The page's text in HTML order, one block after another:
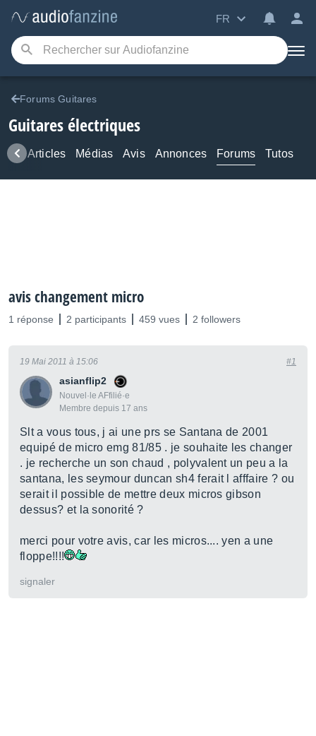
FR
Forums Guitares
Guitares électriques
Articles Médias Avis Annonces Forums Tutos
avis changement micro
1 réponse 2 participants 459 vues 2 followers
asianflip2
Nouvel·le AFfilié·e
Membre depuis 17 ans
19 Mai 2011 à 15:06 #1
Slt a vous tous, j ai une prs se Santana de 2001
equipé de micro emg 81/85 . je souhaite les changer
. je recherche un son chaud , polyvalent un peu a la
santana, les seymour duncan sh4 ferait l afffaire ? ou
serait il possible de mettre deux micros gibson
dessus? et la sonorité ?
merci pour votre avis, car les micros.... yen a une
floppe!!!!
signaler